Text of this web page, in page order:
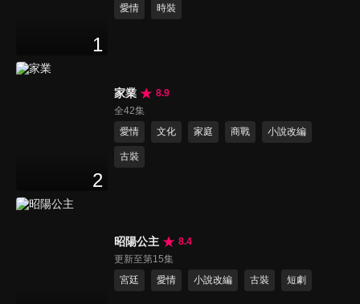
1
愛情
時裝
2
家業
8.9
全42集
愛情
文化 家庭 商戰 小說改編
古裝
昭陽公主
8.4
更新至第15集
宮廷
愛情 小說改編 古裝 短劇